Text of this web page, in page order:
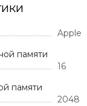
Apple
памяти
16
памяти
2048